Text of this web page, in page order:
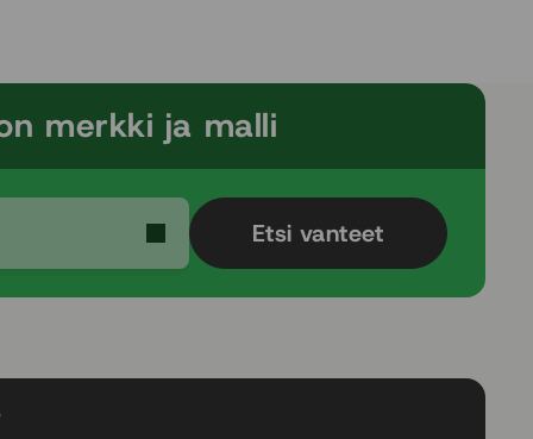
merkki ja malli
Etsi vanteet